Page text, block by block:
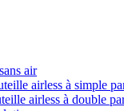
air
airless à simple
airless à double